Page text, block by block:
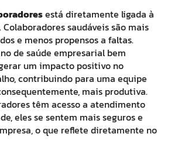
está diretamente ligada à
saudáveis são mais
e menos propensos a faltas.
de saúde empresarial bem
um impacto positivo no
contribuindo para uma equipe
mais produtiva.
têm acesso a atendimento
eles se sentem mais seguros e
o que reflete diretamente no